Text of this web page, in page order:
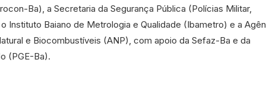
Ba), a Secretaria da Segurança Pública (Polícias Militar,
Instituto Baiano de Metrologia e Qualidade (Ibametro) e a
e Biocombustíveis (ANP), com apoio da Sefaz-Ba e da
(PGE-Ba).